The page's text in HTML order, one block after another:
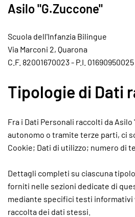
Asilo "G.Zuccone"
Scuola dell'Infanzia Bilingue
Via Marconi 2, Quarona
C.F. 82001670023 - P.I. 01690950025
Tipologie di Dati
Fra i Dati Personali raccolti da Asilo
autonomo o tramite terze parti, ci
Cookie; Dati di utilizzo; numero di
Dettagli completi su ciascuna
forniti nelle sezioni dedicate di
mediante specifici testi informativi
raccolta dei dati stessi.